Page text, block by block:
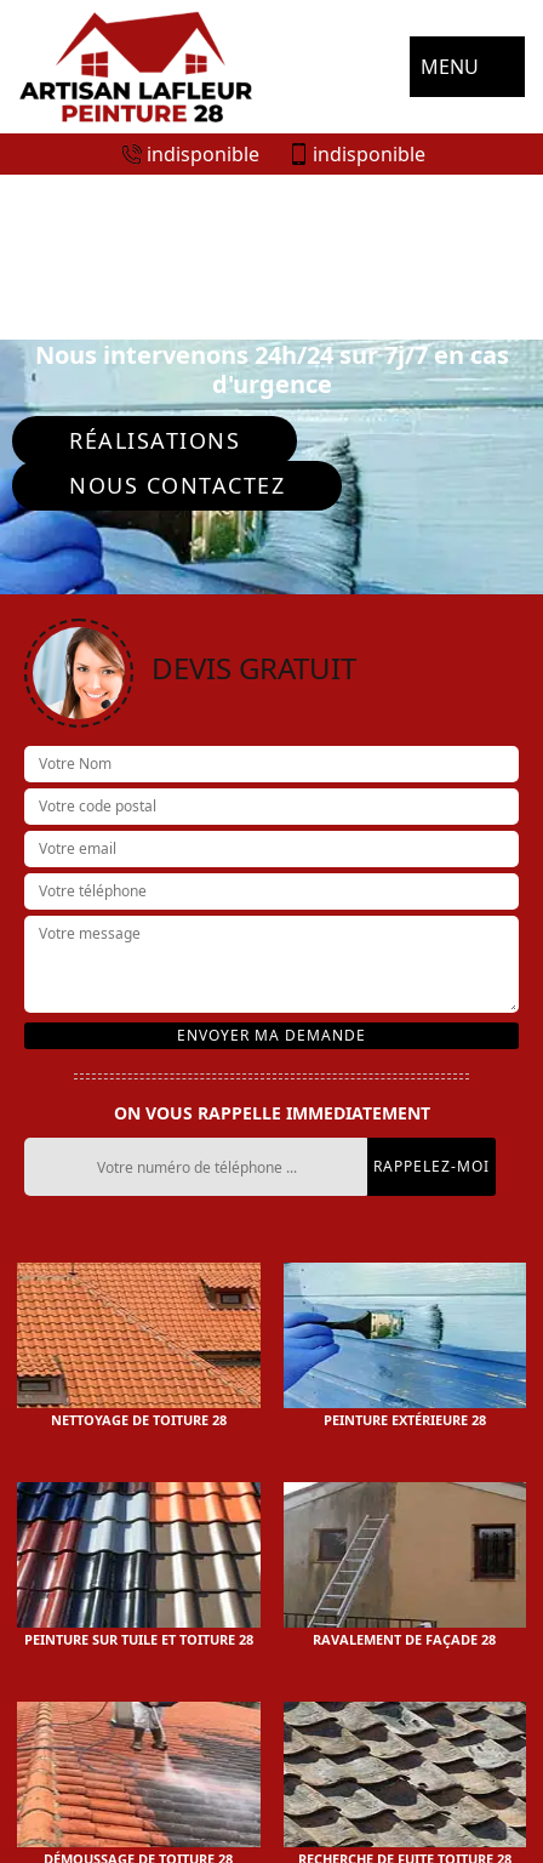
MENU
indisponible indisponible
Nous intervenons 24h/24 sur 7j/7 en cas
d'urgence
RÉALISATIONS
NOUS CONTACTEZ
DEVIS GRATUIT
ON VOUS RAPPELLE IMMEDIATEMENT
NETTOYAGE DE TOITURE 28 PEINTURE EXTÉRIEURE 28
PEINTURE SUR TUILE ET TOITURE 28 RAVALEMENT DE FAÇADE 28
DÉMOUSSAGE DE TOITURE 28 RECHERCHE DE FUITE TOITURE 28